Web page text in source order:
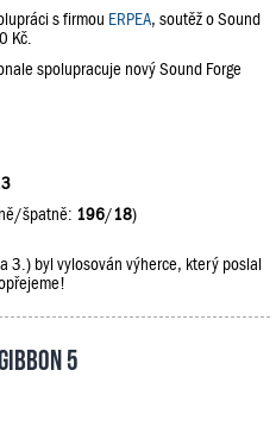
s firmou ERPEA, soutěž o Sound
Kč.
spolupracuje nový Sound Forge
špatně: 196/18)
3.) byl vylosován výherce, který poslal
5